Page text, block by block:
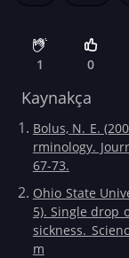
1 0
Kaynakça
Bolus, N. E.
rminology.
67-73.
Ohio State
5). Single drop
sickness.
m